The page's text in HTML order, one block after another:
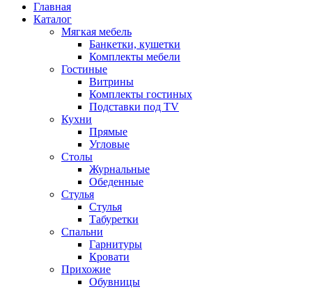
Главная
Каталог
Мягкая мебель
Банкетки, кушетки
Комплекты мебели
Гостиные
Витрины
Комплекты гостиных
Подставки под TV
Кухни
Прямые
Угловые
Столы
Журнальные
Обеденные
Стулья
Стулья
Табуретки
Спальни
Гарнитуры
Кровати
Прихожие
Обувницы